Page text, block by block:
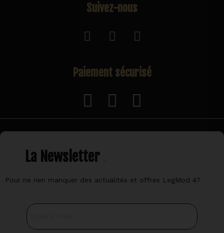
Suivez-nous
Paiement sécurisé
La Newsletter
Pour ne rien manquer des actualités et offres LegMod 47